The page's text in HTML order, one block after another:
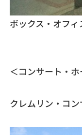
ボックス・オフィ
＜コンサート・ホ
クレムリン・コ